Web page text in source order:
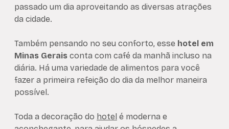
passado um dia aproveitando as diversas atrações
da cidade.
Também pensando no seu conforto, esse hotel em
Minas Gerais conta com café da manhã incluso na
diária. Há uma variedade de alimentos para você
fazer a primeira refeição do dia da melhor maneira
possível.
Toda a decoração do hotel é moderna e